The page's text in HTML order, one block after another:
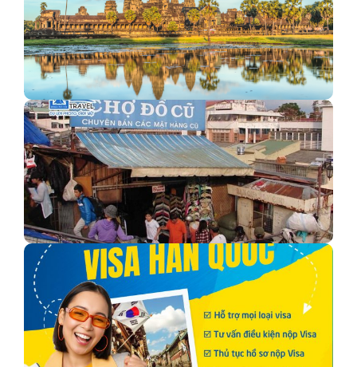
TOUR CAMPUCHIA SHIHANOUK - KOHRONG - BIỂN
KEP - PHNOMPENH 4N3Đ
Chợ đồ si Đà Lạt - Khu chợ hiếm hoi độc…